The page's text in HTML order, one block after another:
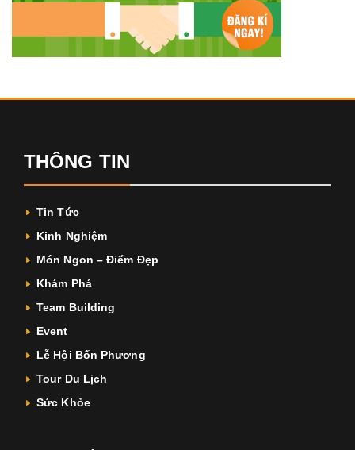
THÔNG TIN
Tin Tức
Kinh Nghiệm
Món Ngon – Điểm Đẹp
Khám Phá
Team Building
Event
Lễ Hội Bốn Phương
Tour Du Lịch
Sức Khỏe